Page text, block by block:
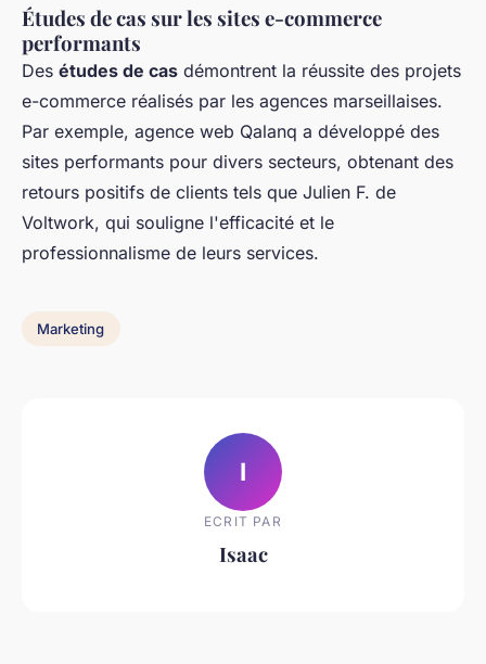
Études de cas sur les sites e-commerce
performants
Des études de cas démontrent la réussite des projets
e-commerce réalisés par les agences marseillaises.
Par exemple, agence web Qalanq a développé des
sites performants pour divers secteurs, obtenant des
retours positifs de clients tels que Julien F. de
Voltwork, qui souligne l'efficacité et le
professionnalisme de leurs services.
Marketing
I
ECRIT PAR
Isaac